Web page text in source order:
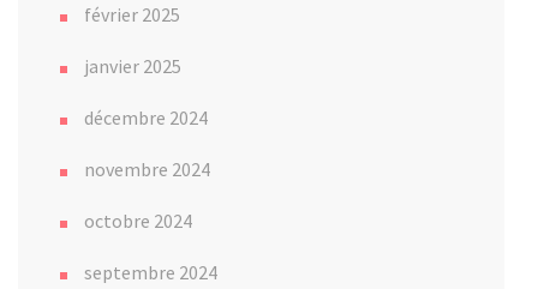
février 2025
janvier 2025
décembre 2024
novembre 2024
octobre 2024
septembre 2024